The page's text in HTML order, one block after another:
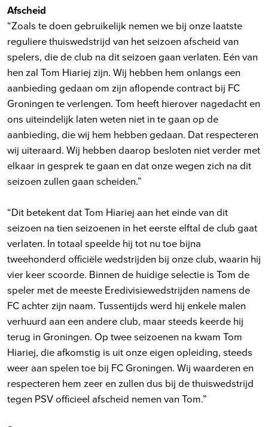
Afscheid
“Zoals te doen gebruikelijk nemen we bij onze laatste
reguliere thuiswedstrijd van het seizoen afscheid van
spelers, die de club na dit seizoen gaan verlaten. Eén van
hen zal Tom Hiariej zijn. Wij hebben hem onlangs een
aanbieding gedaan om zijn aflopende contract bij FC
Groningen te verlengen. Tom heeft hierover nagedacht en
ons uiteindelijk laten weten niet in te gaan op de
aanbieding, die wij hem hebben gedaan. Dat respecteren
wij uiteraard. Wij hebben daarop besloten niet verder met
elkaar in gesprek te gaan en dat onze wegen zich na dit
seizoen zullen gaan scheiden.”
“Dit betekent dat Tom Hiariej aan het einde van dit
seizoen na tien seizoenen in het eerste elftal de club gaat
verlaten. In totaal speelde hij tot nu toe bijna
tweehonderd officiële wedstrijden bij onze club, waarin hij
vier keer scoorde. Binnen de huidige selectie is Tom de
speler met de meeste Eredivisiewedstrijden namens de
FC achter zijn naam. Tussentijds werd hij enkele malen
verhuurd aan een andere club, maar steeds keerde hij
terug in Groningen. Op twee seizoenen na kwam Tom
Hiariej, die afkomstig is uit onze eigen opleiding, steeds
weer aan spelen toe bij FC Groningen. Wij waarderen en
respecteren hem zeer en zullen dus bij de thuiswedstrijd
tegen PSV officieel afscheid nemen van Tom.”